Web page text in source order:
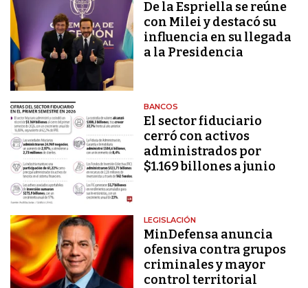
De la Espriella se reúne
con Milei y destacó su
influencia en su llegada
a la Presidencia
BANCOS
El sector fiduciario
cerró con activos
administrados por
$1.169 billones a junio
LEGISLACIÓN
MinDefensa anuncia
ofensiva contra grupos
criminales y mayor
control territorial